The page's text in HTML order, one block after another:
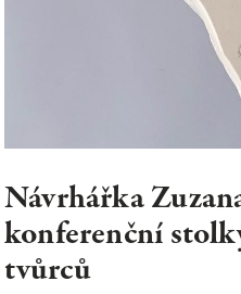
Souhlasím se
Návrhářka
konferenční
tvůrců